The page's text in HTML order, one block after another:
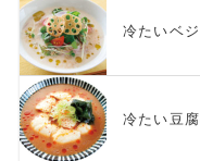
冷たいベ
冷たい豆